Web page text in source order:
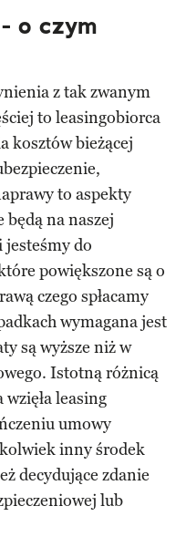
o czym
z tak zwanym
to leasingobiorca
kosztów bieżącej
to aspekty
na naszej
jesteśmy do
powiększone są o
czego spłacamy
wymagana jest
są wyższe niż w
Istotną różnicą
leasing
umowy
inny środek
decydujące zdanie
lub